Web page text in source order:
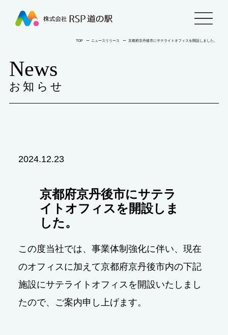
株
会
社
の
menu
TOP ー ニュースリリース ー 京都府京丹後市にサテライトオフィスを開設しました。
News
お知らせ
2024.12.23
京都府京丹後市にサテラ
イトオフィスを開設しま
した。
この度当社では、事業体制強化に伴い、現在
のオフィスに加えて京都府京丹後市内の下記
施設にサテライトオフィスを開設いたしまし
たので、ご案内申し上げます。